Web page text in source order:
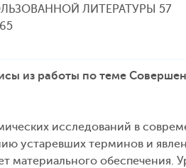
ЛИТЕРАТУРЫ 57
из работы по теме
исследований в
устаревших терминов и
материального обеспечения.